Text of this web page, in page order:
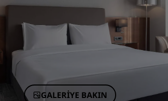
Çin'deki Bağlı Markalar
GALERIYE BAKIN